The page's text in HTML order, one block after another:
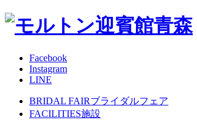
Facebook
Instagram
LINE
BRIDAL FAIRブライダルフェア
FACILITIES施設